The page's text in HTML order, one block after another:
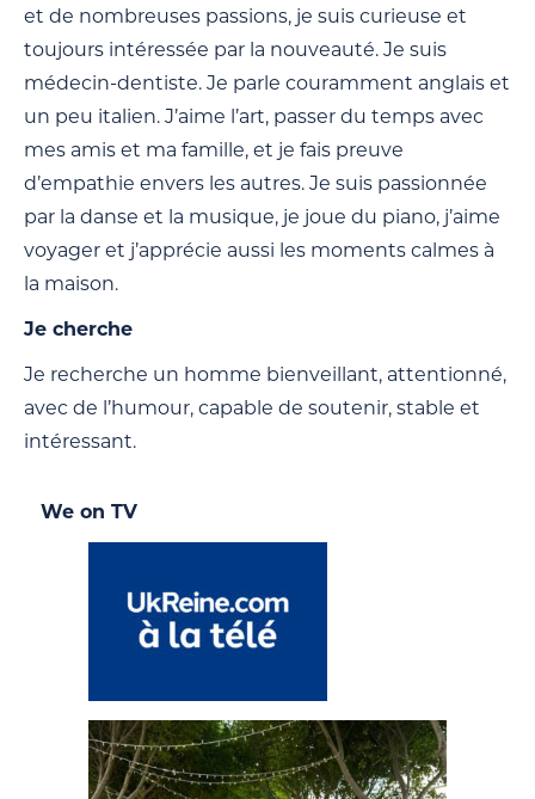
et de nombreuses passions, je suis curieuse et
toujours intéressée par la nouveauté. Je suis
médecin-dentiste. Je parle couramment anglais et
un peu italien. J’aime l’art, passer du temps avec
mes amis et ma famille, et je fais preuve
d’empathie envers les autres. Je suis passionnée
par la danse et la musique, je joue du piano, j’aime
voyager et j’apprécie aussi les moments calmes à
la maison.
Je cherche
Je recherche un homme bienveillant, attentionné,
avec de l’humour, capable de soutenir, stable et
intéressant.
We on TV